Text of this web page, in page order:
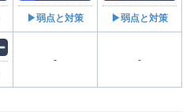
▶弱点と対策 ▶弱点と対策
- -